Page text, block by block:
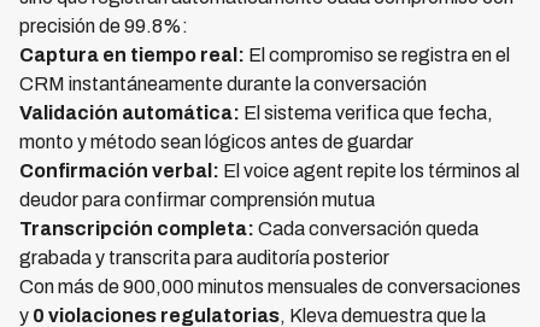
precisión de 99.8%:
Captura en tiempo real: El compromiso se registra en el
CRM instantáneamente durante la conversación
Validación automática: El sistema verifica que fecha,
monto y método sean lógicos antes de guardar
Confirmación verbal: El voice agent repite los términos al
deudor para confirmar comprensión mutua
Transcripción completa: Cada conversación queda
grabada y transcrita para auditoría posterior
Con más de 900,000 minutos mensuales de conversaciones
y 0 violaciones regulatorias, Kleva demuestra que la